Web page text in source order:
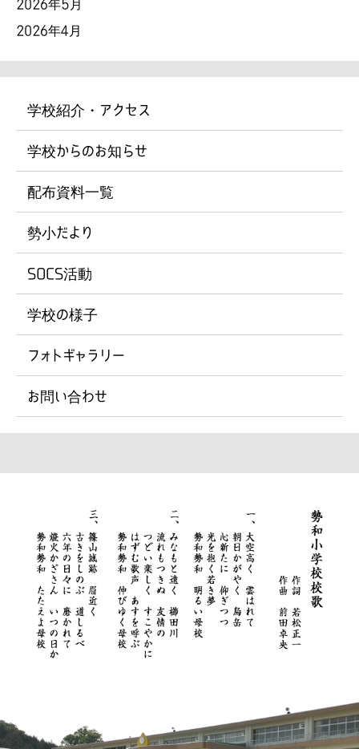
2026年5月
2026年4月
学校紹介・アクセス
学校からのお知らせ
配布資料一覧
勢小だより
SOCS活動
学校の様子
フォトギャラリー
お問い合わせ